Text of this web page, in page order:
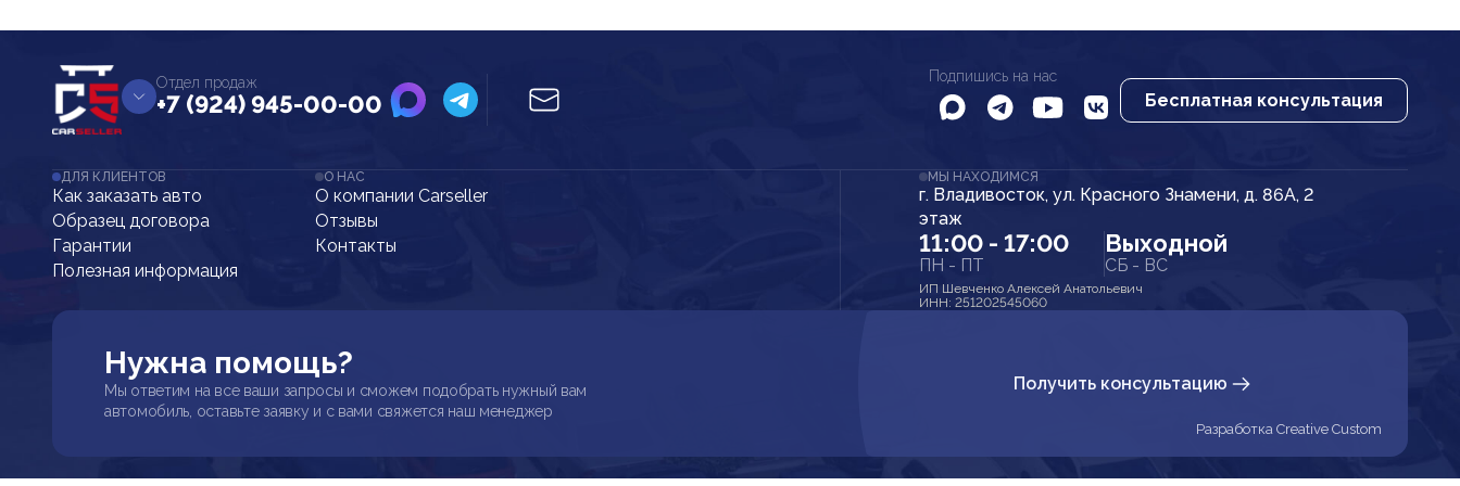
Отдел продаж
+7 (924) 945-00-00
Подпишись на нас
Бесплатная консультация
ДЛЯ КЛИЕНТОВ
Как заказать авто
Образец договора
Гарантии
Полезная информация
О НАС
О компании Carseller
Отзывы
Контакты
МЫ НАХОДИМСЯ
г. Владивосток, ул. Красного Знамени, д. 86А, 2
этаж
11:00 - 17:00
ПН - ПТ
Выходной
СБ - ВС
ИП Шевченко Алексей Анатольевич
ИНН: 251202545060
Нужна помощь?
Мы ответим на все ваши запросы и сможем подобрать нужный вам
автомобиль, оставьте заявку и с вами свяжется наш менеджер
Получить консультацию
Разработка Creative Custom